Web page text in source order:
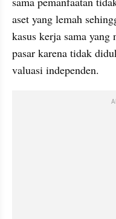
aset yang lemah
kasus kerja sama
pasar karena tidak
valuasi independen.